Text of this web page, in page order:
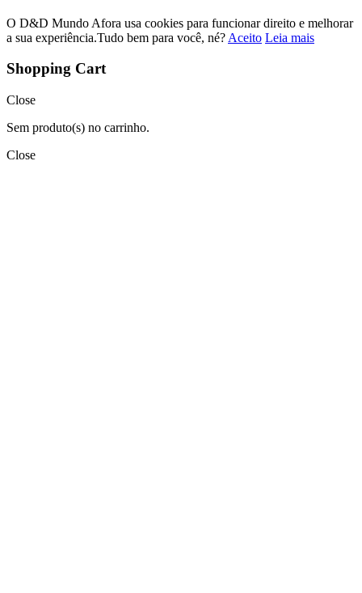
O D&D Mundo Afora usa cookies para funcionar direito e melhorar
a sua experiência.Tudo bem para você, né? Aceito Leia mais
Shopping Cart
Close
Sem produto(s) no carrinho.
Close